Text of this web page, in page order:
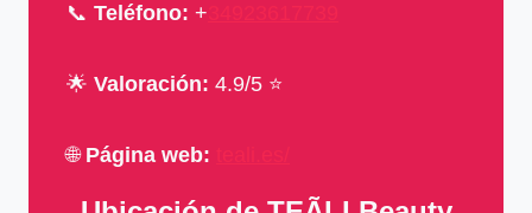
📞 Teléfono: +
🌟 Valoración: 4.9/5 ⭐
🌐 Página web: